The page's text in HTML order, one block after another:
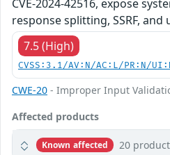
CVE-2024-42516, expose
response splitting, SSRF,
7.5 (High)
CVSS:3.1/AV:N/AC:L/PR:N/
CWE-20 - Improper Input
Affected products
Known affected 20